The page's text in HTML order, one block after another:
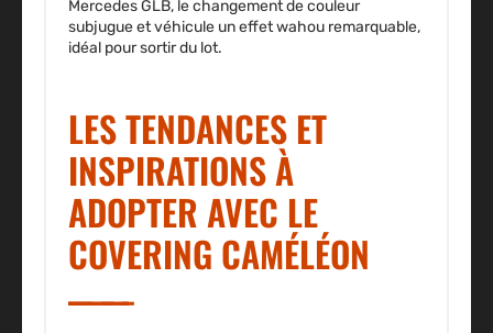
Mercedes GLB, le changement de couleur
subjugue et véhicule un effet wahou remarquable,
idéal pour sortir du lot.
LES TENDANCES ET
INSPIRATIONS À
ADOPTER AVEC LE
COVERING CAMÉLÉON